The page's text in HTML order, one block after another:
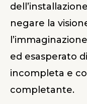
negare la
ed esasperato
incompleta e
completante.